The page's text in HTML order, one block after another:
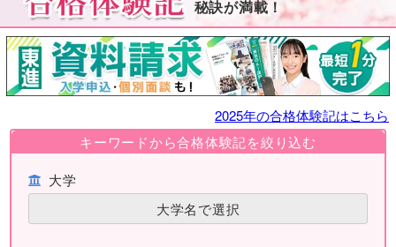
秘訣が満載！
2025年の合格体験記はこちら
キーワードから合格体験記を絞り込む
大学
大学名で選択